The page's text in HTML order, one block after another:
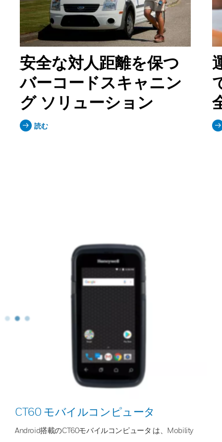
安全な対人距離を保つ
バーコードスキャニン
グ ソリューション
読む
CT60 モバイルコンピュータ
Android搭載のCT60モバイルコンピュータ は、Mobility